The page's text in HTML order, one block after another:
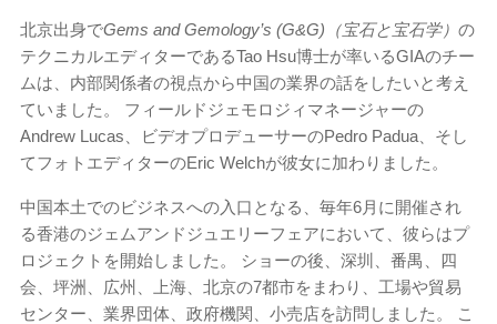
北京出身でGems and Gemology’s (G&G)（宝石と宝石学） の
テクニカルエディターであるTao Hsu博士が率いるGIAのチー
ムは、内部関係者の視点から中国の業界の話をしたいと考え
ていました。 フィールドジェモロジィマネージャーの
Andrew Lucas、ビデオプロデューサーのPedro Padua、そし
てフォトエディターのEric Welchが彼女に加わりました。
中国本土でのビジネスへの入口となる、毎年6月に開催され
る香港のジェムアンドジュエリーフェアにおいて、彼らはプ
ロジェクトを開始しました。 ショーの後、深圳、番禺、四
会、坪洲、広州、上海、北京の7都市をまわり、工場や貿易
センター、業界団体、政府機関、小売店を訪問しました。 こ